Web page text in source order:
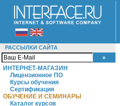
РАССЫЛКИ САЙТА
ИНТЕРНЕТ-МАГАЗИН
Лицензионное ПО
Курсы обучения
Сертификация
ОБУЧЕНИЕ И СЕМИНАРЫ
Каталог курсов